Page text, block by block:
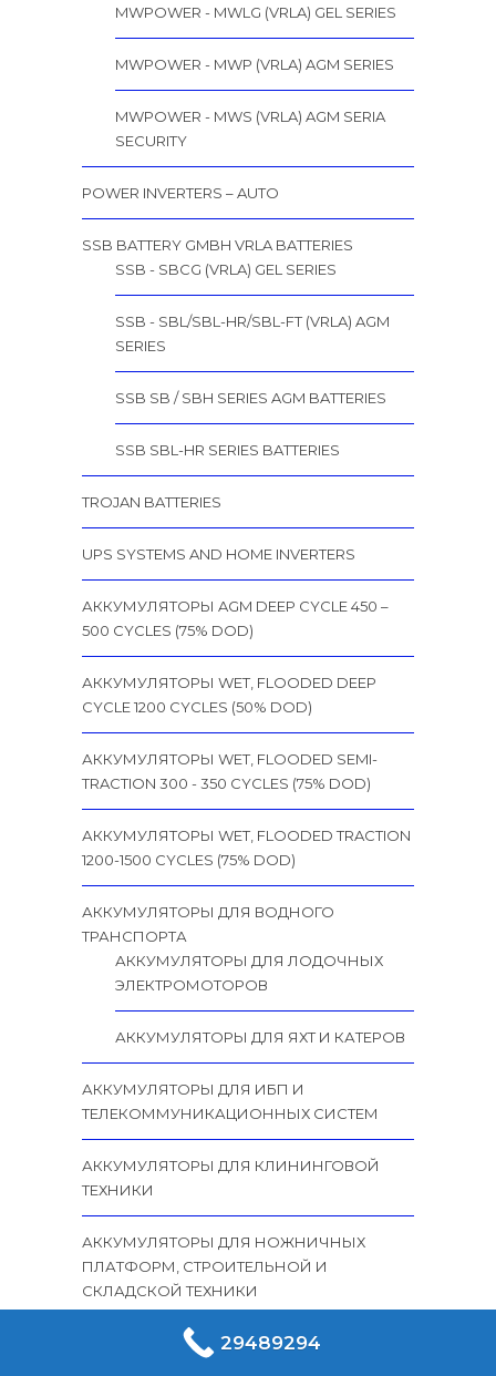
MWPOWER - MWLG (VRLA) GEL SERIES
MWPOWER - MWP (VRLA) AGM SERIES
MWPOWER - MWS (VRLA) AGM SERIA
SECURITY
POWER INVERTERS – AUTO
SSB BATTERY GMBH VRLA BATTERIES
SSB - SBCG (VRLA) GEL SERIES
SSB - SBL/SBL-HR/SBL-FT (VRLA) AGM
SERIES
SSB SB / SBH SERIES AGM BATTERIES
SSB SBL-HR SERIES BATTERIES
TROJAN BATTERIES
UPS SYSTEMS AND HOME INVERTERS
АККУМУЛЯТОРЫ AGM DEEP CYCLE 450 –
500 CYCLES (75% DOD)
АККУМУЛЯТОРЫ WET, FLOODED DEEP
CYCLE 1200 CYCLES (50% DOD)
АККУМУЛЯТОРЫ WET, FLOODED SEMI-
TRACTION 300 - 350 CYCLES (75% DOD)
АККУМУЛЯТОРЫ WET, FLOODED TRACTION
1200-1500 CYCLES (75% DOD)
АККУМУЛЯТОРЫ ДЛЯ ВОДНОГО
ТРАНСПОРТА
АККУМУЛЯТОРЫ ДЛЯ ЛОДОЧНЫХ
ЭЛЕКТРОМОТОРОВ
АККУМУЛЯТОРЫ ДЛЯ ЯХТ И КАТЕРОВ
АККУМУЛЯТОРЫ ДЛЯ ИБП И
ТЕЛЕКОММУНИКАЦИОННЫХ СИСТЕМ
АККУМУЛЯТОРЫ ДЛЯ КЛИНИНГОВОЙ
ТЕХНИКИ
АККУМУЛЯТОРЫ ДЛЯ НОЖНИЧНЫХ
ПЛАТФОРМ, СТРОИТЕЛЬНОЙ И
СКЛАДСКОЙ ТЕХНИКИ
АККУМУЛЯТОРЫ И ЗАРЯДНЫЕ
29489294